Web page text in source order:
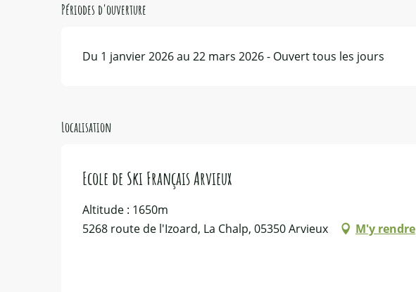
Périodes d'ouverture
Du 1 janvier 2026 au 22 mars 2026 - Ouvert tous les jours
Localisation
Ecole de Ski Français Arvieux
Altitude : 1650m
5268 route de l'Izoard, La Chalp, 05350 Arvieux
M'y rendre